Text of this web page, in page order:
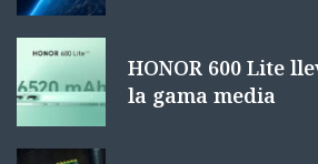
HONOR 600 Lite
la gama media